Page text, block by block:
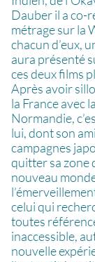
Dauber il a co-
métrage sur la
chacun d’eux,
aura présenté
ces deux films
Après avoir
la France avec
Normandie,
lui, dont son
campagnes
quitter sa zone
nouveau
celui qui
toutes
inaccessible,
nouvelle